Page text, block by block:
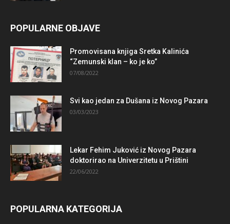
POPULARNE OBJAVE
Promovisana knjiga Sretka Kalinića
“Zemunski klan – ko je ko”
07/08/2022
Svi kao jedan za Dušana iz Novog Pazara
03/03/2023
Lekar Fehim Juković iz Novog Pazara
doktorirao na Univerzitetu u Prištini
22/06/2022
POPULARNA KATEGORIJA